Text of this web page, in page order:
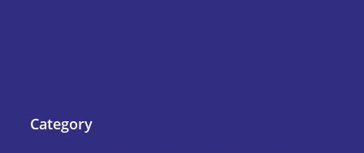
Category